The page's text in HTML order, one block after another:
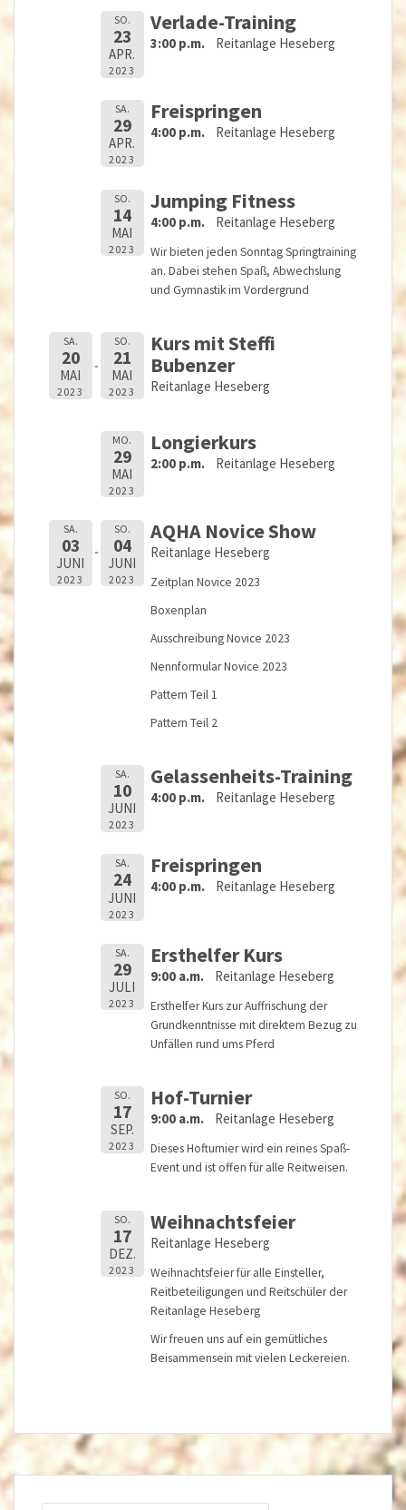
SO.
23
APR.
2023
Verlade-Training
3:00 p.m. Reitanlage Heseberg
SA.
29
APR.
2023
Freispringen
4:00 p.m. Reitanlage Heseberg
SO.
14
MAI
2023
Jumping Fitness
4:00 p.m. Reitanlage Heseberg
Wir bieten jeden Sonntag Springtraining
an. Dabei stehen Spaß, Abwechslung
und Gymnastik im Vordergrund
SA.
20
MAI
2023
SO.
21
MAI
2023
Kurs mit Steffi
Bubenzer
Reitanlage Heseberg
MO.
29
MAI
2023
Longierkurs
2:00 p.m. Reitanlage Heseberg
SA.
03
JUNI
2023
SO.
04
JUNI
2023
AQHA Novice Show
Reitanlage Heseberg
Zeitplan Novice 2023
Boxenplan
Ausschreibung Novice 2023
Nennformular Novice 2023
Pattern Teil 1
Pattern Teil 2
SA.
10
JUNI
2023
Gelassenheits-Training
4:00 p.m. Reitanlage Heseberg
SA.
24
JUNI
2023
Freispringen
4:00 p.m. Reitanlage Heseberg
SA.
29
JULI
2023
Ersthelfer Kurs
9:00 a.m. Reitanlage Heseberg
Ersthelfer Kurs zur Auffrischung der
Grundkenntnisse mit direktem Bezug zu
Unfällen rund ums Pferd
SO.
17
SEP.
2023
Hof-Turnier
9:00 a.m. Reitanlage Heseberg
Dieses Hofturnier wird ein reines Spaß-
Event und ist offen für alle Reitweisen.
SO.
17
DEZ.
2023
Weihnachtsfeier
Reitanlage Heseberg
Weihnachtsfeier für alle Einsteller,
Reitbeteiligungen und Reitschüler der
Reitanlage Heseberg
Wir freuen uns auf ein gemütliches
Beisammensein mit vielen Leckereien.